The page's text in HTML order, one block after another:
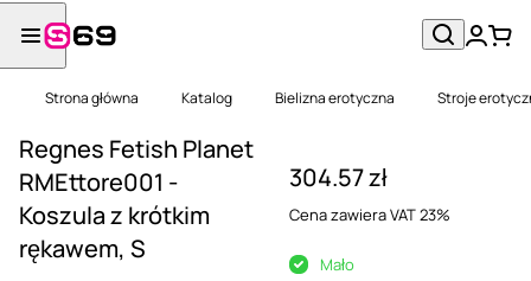
Strona główna Katalog Bielizna erotyczna Stroje
Regnes Fetish Planet
RMEttore001 -
Koszula z krótkim
rękawem, S
304.57 zł
Cena zawiera VAT 23%
Mało